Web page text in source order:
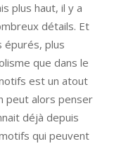
plus haut, il y a
détails. Et
épurés, plus
que dans le
est un atout
peut alors penser
déjà depuis
qui peuvent